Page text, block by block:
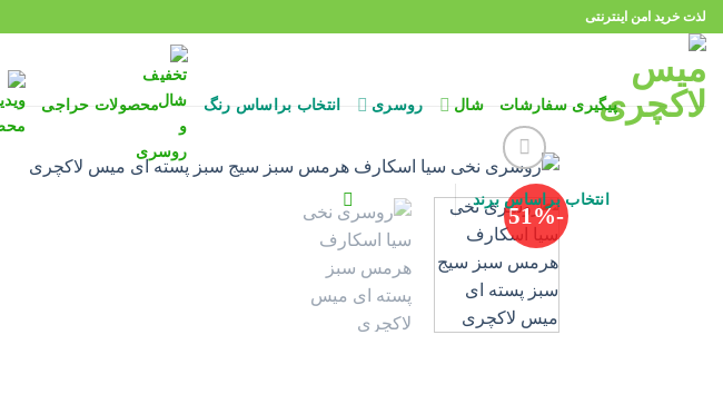
Skip
content
لذت خرید امن اینترنتی
پیگیری سفارشات شال روسری انتخاب براساس رنگ محصولات حراجی
انتخاب براساس برند
-51%